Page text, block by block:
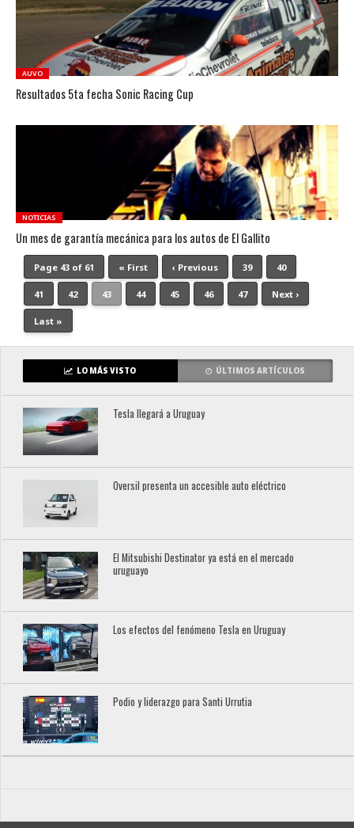
AUVO
Resultados 5ta fecha Sonic Racing Cup
NOTICIAS
Un mes de garantía mecánica para los autos de El Gallito
Page 43 of 61 « First ‹ Previous 39 40
41 42 43 44 45 46 47 Next ›
Last »
LO MÁS VISTO ÚLTIMOS ARTÍCULOS
Tesla llegará a Uruguay
Oversil presenta un accesible auto eléctrico
El Mitsubishi Destinator ya está en el mercado
uruguayo
Los efectos del fenómeno Tesla en Uruguay
Podio y liderazgo para Santi Urrutia